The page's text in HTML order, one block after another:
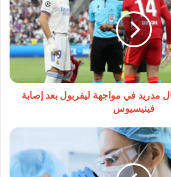
مدريد في مواجهة ليفربول بعد إصابة
فينيسيوس